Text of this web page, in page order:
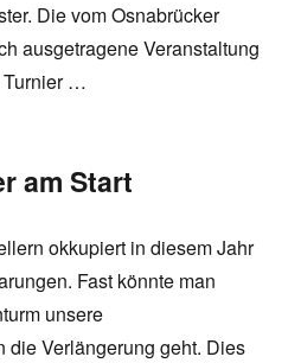
Die vom Osnabrücker
ausgetragene Veranstaltung
Turnier …
am Start
okkupiert in diesem Jahr
Fast könnte man
unsere
die Verlängerung geht. Dies